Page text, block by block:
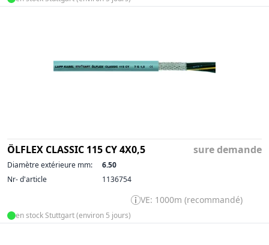
ÖLFLEX CLASSIC 115 CY 4X0,5 sure demande
Diamètre extérieure mm:
6.50
Nr- d'article
1136754
VE: 1000m (recommandé)
en stock Stuttgart (environ 5 jours)